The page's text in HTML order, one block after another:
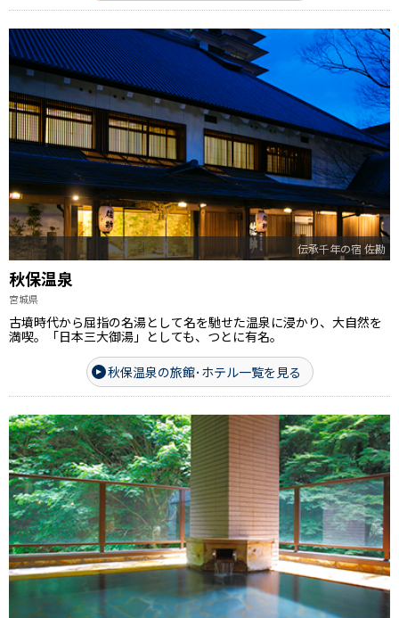
伝承千年の宿 佐勘
秋保温泉
宮城県
古墳時代から屈指の名湯として名を馳せた温泉に浸かり、大自然を
満喫。「日本三大御湯」としても、つとに有名。
秋保温泉の旅館･ホテル一覧を見る